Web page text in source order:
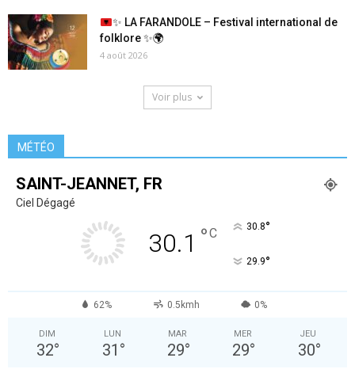
✨ LA FARANDOLE – Festival international de
folklore✨🌍
4 août 2026
Voir plus
MÉTÉO
SAINT-JEANNET, FR
Ciel Dégagé
30.1 °C 30.8°
29.9°
62% 0.5kmh 0%
DIM
32°
LUN
31 °
MAR
29°
MER
29°
JEU
30°